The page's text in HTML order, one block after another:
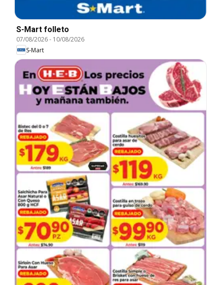
S-Mart folleto
07/08/2026- 10/08/2026
S-Mart